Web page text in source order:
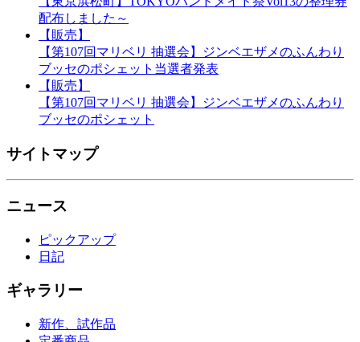
配布しました～
【販売】
【第107回マリベリ 抽選会】ジンベエザメのふんわり
ブッセのポシェット当選者発表
【販売】
【第107回マリベリ 抽選会】ジンベエザメのふんわり
ブッセのポシェット
サイトマップ
ニュース
ピックアップ
日記
ギャラリー
新作、試作品